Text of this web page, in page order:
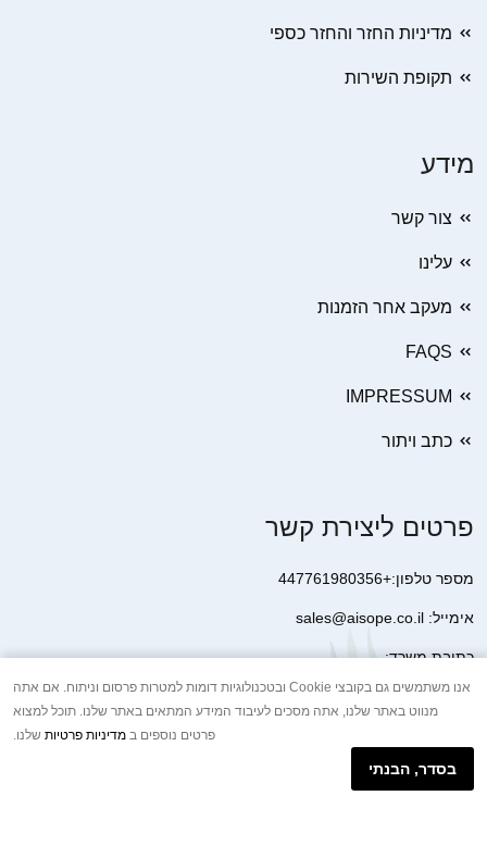
מדיניות החזר והחזר כספי
תקופת השירות
מידע
צור קשר
עלינו
מעקב אחר הזמנות
FAQS
IMPRESSUM
כתב ויתור
פרטים ליצירת קשר
מספר טלפון:+447761980356
אימייל: sales@aisope.co.il
כתובת משרד:
41 Devonshire Street Ground Floor Office 1 London W1G 7AJ
United Kingdom
+44 7410 2065017
הודעת וואטסאפ באינטרנט
אנו משתמשים גם בקובצי Cookie ובטכנולוגיות דומות למטרות פרסום וניתוח. אם אתה
מנווט באתר שלנו, אתה מסכים לעיבוד המידע המתאים באתר שלנו. תוכל למצוא
פרטים נוספים ב מדיניות פרטיות שלנו.
בסדר, הבנתי